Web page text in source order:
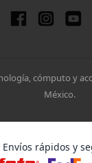
cómputo y
México.
Envíos rápidos y